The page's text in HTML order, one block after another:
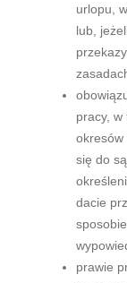
urlopu,
lub,
pracy, w
okresów
się do
dacie
prawie